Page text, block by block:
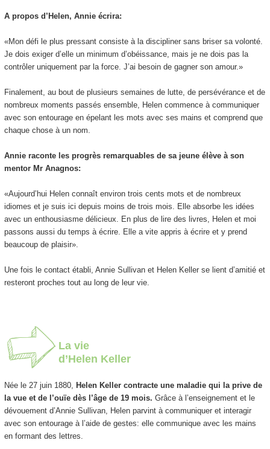
A propos d’Helen, Annie écrira:
«Mon défi le plus pressant consiste à la discipliner sans briser sa volonté.
Je dois exiger d’elle un minimum d’obéissance, mais je ne dois pas la
contrôler uniquement par la force. J’ai besoin de gagner son amour.»
Finalement, au bout de plusieurs semaines de lutte, de persévérance et de
nombreux moments passés ensemble, Helen commence à communiquer
avec son entourage en épelant les mots avec ses mains et comprend que
chaque chose à un nom.
Annie raconte les progrès remarquables de sa jeune élève à son
mentor Mr Anagnos:
«Aujourd’hui Helen connaît environ trois cents mots et de nombreux
idiomes et je suis ici depuis moins de trois mois. Elle absorbe les idées
avec un enthousiasme délicieux. En plus de lire des livres, Helen et moi
passons aussi du temps à écrire. Elle a vite appris à écrire et y prend
beaucoup de plaisir».
Une fois le contact établi, Annie Sullivan et Helen Keller se lient d’amitié et
resteront proches tout au long de leur vie.
La vie
d’Helen Keller
Née le 27 juin 1880,
Helen Keller contracte une maladie qui la prive de
la vue et de l’ouïe dès l’âge de 19 mois. Grâce à l’enseignement et le
dévouement d’Annie Sullivan, Helen parvint à communiquer et interagir
avec son entourage à l’aide de gestes: elle communique avec les mains
en formant des lettres.